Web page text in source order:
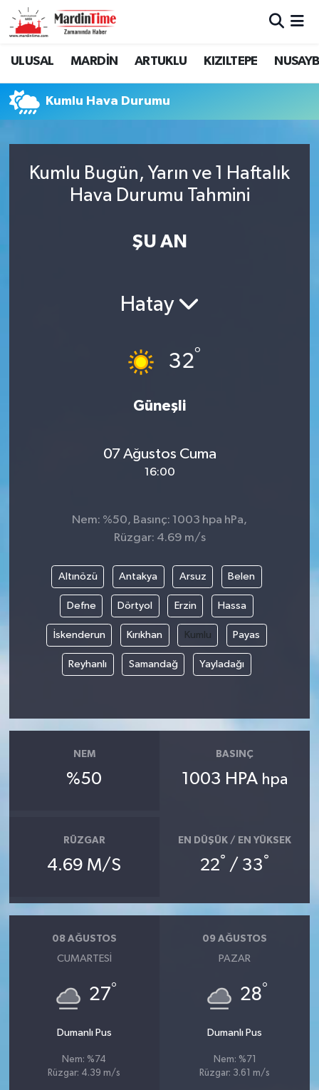
ULUSAL MARDİN ARTUKLU KIZILTEPE
Kumlu Hava Durumu
Kumlu Bugün, Yarın ve 1 Haftalık
Hava Durumu Tahmini
ŞU AN
Hatay
32°
Güneşli
07 Ağustos Cuma
16:00
Nem: %50, Basınç: 1003 hpa hPa,
Rüzgar: 4.69 m/s
Altınözü Antakya Arsuz Belen
Defne Dörtyol Erzin Hassa
İskenderun Kırıkhan Kumlu Payas
Reyhanlı Samandağ Yayladağı
NEM
%50
BASINÇ
1003 HPA hpa
RÜZGAR
4.69 M/S
EN DÜŞÜK / EN YÜKSEK
22° / 33°
08 AĞUSTOS
CUMARTESI
27°
Dumanlı Pus
Nem: %74
Rüzgar: 4.39 m/s
09 AĞUSTOS
PAZAR
28°
Dumanlı Pus
Nem: %71
Rüzgar: 3.61 m/s
Mardin Nöbetçi Eczaneler
Mardin Trafik Yoğunluk Haritası
Süper Lig Puan Durumu ve Fikstür